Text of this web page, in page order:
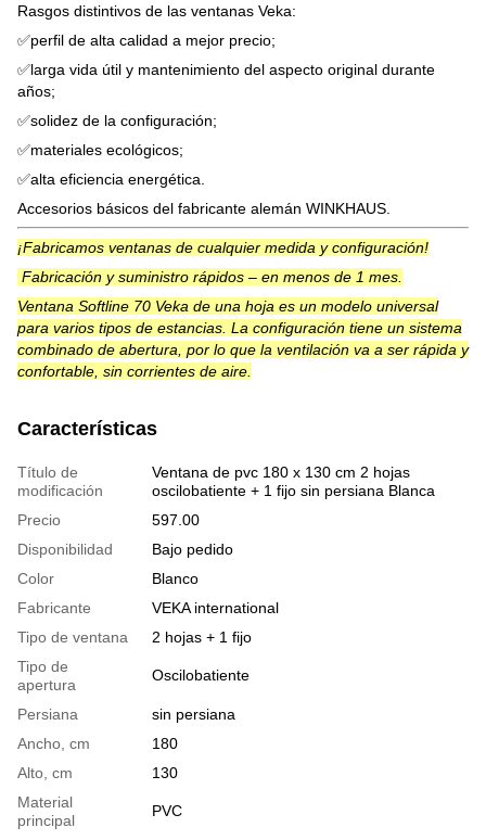
Rasgos distintivos de las ventanas Veka:
✅perfil de alta calidad a mejor precio;
✅larga vida útil y mantenimiento del aspecto original durante
años;
✅solidez de la configuración;
✅materiales ecológicos;
✅alta eficiencia energética.
Accesorios básicos del fabricante alemán WINKHAUS.
¡Fabricamos ventanas de cualquier medida y configuración!
Fabricación y suministro rápidos – en menos de 1 mes.
Ventana Softline 70 Veka de una hoja es un modelo universal
para varios tipos de estancias. La configuración tiene un sistema
combinado de abertura, por lo que la ventilación va a ser rápida y
confortable, sin corrientes de aire.
Características
Título de
modificación
Ventana de pvc 180 x 130 cm 2 hojas
oscilobatiente + 1 fijo sin persiana Blanca
Precio
597.00
Disponibilidad
Bajo pedido
Color
Blanco
Fabricante
VEKA international
Tipo de ventana
2 hojas + 1 fijo
Tipo de
apertura
Oscilobatiente
Persiana
sin persiana
Ancho, cm
180
Alto, cm
130
Material
principal
PVC